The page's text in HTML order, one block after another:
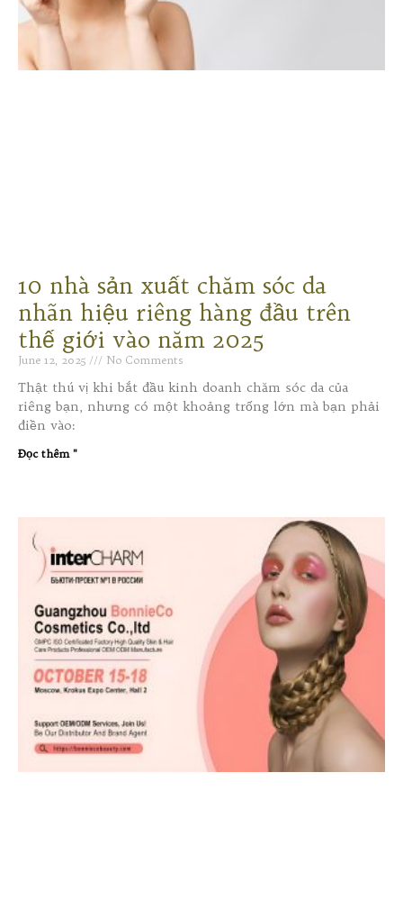
10 nhà sản xuất chăm sóc da
nhãn hiệu riêng hàng đầu trên
thế giới vào năm 2025
June 12, 2025 No Comments
Thật thú vị khi bắt đầu kinh doanh chăm sóc da của
riêng bạn, nhưng có một khoảng trống lớn mà bạn phải
điền vào:
Đọc thêm "